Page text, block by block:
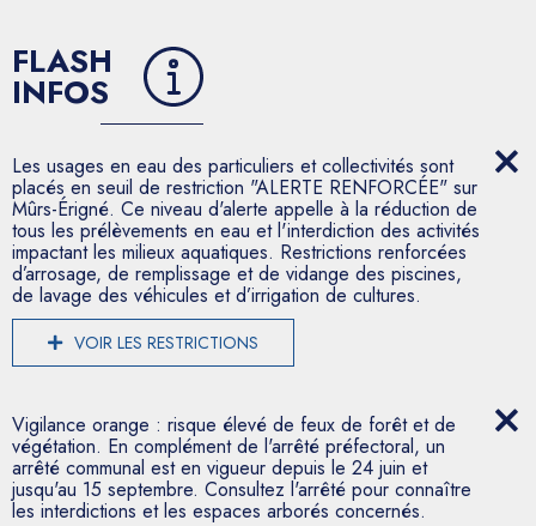
FLASH
INFOS
Les usages en eau des particuliers et collectivités sont
placés en seuil de restriction "ALERTE RENFORCÉE" sur
Mûrs-Érigné. Ce niveau d'alerte appelle à la réduction de
tous les prélèvements en eau et l'interdiction des activités
impactant les milieux aquatiques. Restrictions renforcées
d’arrosage, de remplissage et de vidange des piscines,
de lavage des véhicules et d’irrigation de cultures.
VOIR LES RESTRICTIONS
Vigilance orange : risque élevé de feux de forêt et de
végétation. En complément de l'arrêté préfectoral, un
arrêté communal est en vigueur depuis le 24 juin et
jusqu'au 15 septembre. Consultez l'arrêté pour connaître
les interdictions et les espaces arborés concernés.